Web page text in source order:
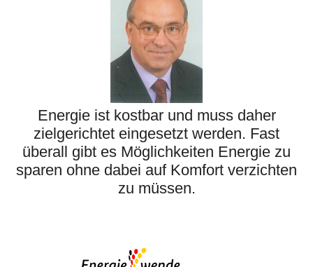
Energie ist kostbar und muss daher
zielgerichtet eingesetzt werden. Fast
überall gibt es Möglichkeiten Energie zu
sparen ohne dabei auf Komfort verzichten
zu müssen.